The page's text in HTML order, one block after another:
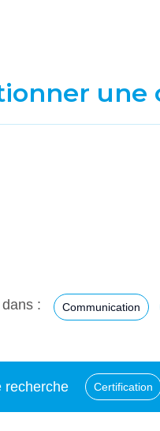
une
: Communication
recherche Certification